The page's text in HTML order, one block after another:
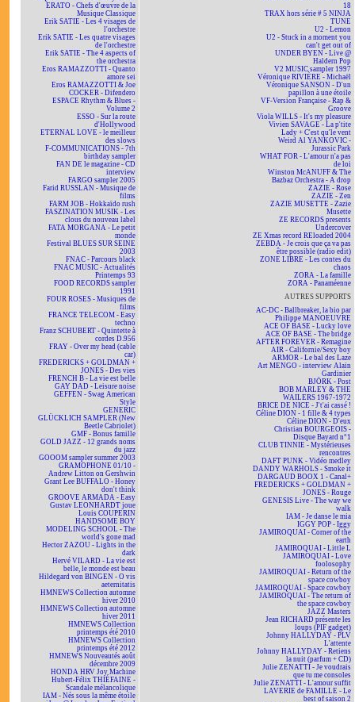
ERATO - Chefs d'œuvre de la
Musique Classique
Erik SATIE - Les 4 visages de
l'orchestre
Erik SATIE - Les quatre visages
de l'orchestre
Erik SATIE - The 4 aspects of
the orchestra
Eros RAMAZZOTTI - Quanto
amore sei
Eros RAMAZZOTTI & Joe
COCKER - Difendero
ESPACE Rhythm & Blues -
Volume 2
ESSO - Sur la route
d'Hollywood
ETERNAL LOVE - le meilleur
des slows
F-COMMUNICATIONS - 7th
birthday sampler
FAN DE le magazine - CD
interview
FARGO sampler 2005
Farid RUSSLAN - Musique de
films
FARM JOB - Hokkaïdo rush
FASZINATION MUSIK - Les
clous du nouveau label
FATA MORGANA - Le petit
monde
Festival BLUES SUR SEINE
2003
FNAC - Parcours black
FNAC MUSIC - Actualités
Printemps 93
FOOD RECORDS sampler
1991
FOUR ROSES - Musiques de
films
FRANCE TELECOM - Easy
techno
Franz SCHUBERT - Quintette à
cordes D.956
FRAY - Over my head (cable
car)
FREDERICKS + GOLDMAN +
JONES - Des vies
FRENCH B - La vie est belle
GAY DAD - Leisure noise
GEFFEN - Swag American
Style
GENERIC
GLÜCKLICH SAMPLER (New
Beetle Cabriolet)
GMF - Bonus famille
GOLD JAZZ - 12 grands noms
du jazz
GOOOM sampler summer 2003
GRAMOPHONE 01/10 -
Andrew Litton on Gershwin
Grant Lee BUFFALO - Honey
don't think
GROOVE ARMADA - Easy
Gustav LEONHARDT joue
Louis COUPERIN
HANDSOME BOY
MODELING SCHOOL - The
world's gone mad
Hector ZAZOU - Lights in the
dark
Hervé VILARD - La vie est
belle, le monde est beau
Hildegard von BINGEN - O vis
aeternitatis
HMNEWS Collection automne
hiver 2010
HMNEWS Collection automne
hiver 2011
HMNEWS Collection
printemps été 2010
HMNEWS Collection
printemps été 2012
HMNEWS Nouveautés août
décembre 2009
HONDA HRV Joy Machine
Hubert-Félix THIÉFAINE -
Scandale mélancolique
IAM - Nés sous la même étoile
18
TRAX hors série # 5 NINJA
TUNE
U2 - Lemon
U2 - Stuck in a moment you
can't get out of
UNDER BYEN - Live @
Haldern Pop
V2 MUSIC sampler 1997
Véronique RIVIÈRE - Michaël
Véronique SANSON - D'un
papillon à une étoile
VF-Version Française - Rap &
Groove
Viola WILLS - It's my pleasure
Vivien SAVAGE - La p'tite
Lady + C'est qu'le vent
Weird Al YANKOVIC -
Jurassic Park
WHAT FOR - L'amour n'a pas
de loi
Winston McANUFF & The
Bazbaz Orchestra - A drop
ZAZIE - Rose
ZAZIE - Zen
ZAZIE MUSETTE - Zazie
Musette
ZE RECORDS presents
Undercover
ZE Xmas record REloaded 2004
ZEBDA - Je crois que ça va pas
être possible (radio edit)
ZONE LIBRE - Les contes du
chaos
ZORA - La famille
ZORA - Panaméenne
AUTRES SUPPORTS
AC-DC - Ballbreaker, la bio par
Philippe MANOEUVRE
ACE OF BASE - Lucky love
ACE OF BASE - The bridge
AFTER FOREVER - Remagine
AIR - Californie/Sexy boy
ARMOR - Le bal des Laze
Art MENGO - interview Alain
Gardinier
BJÖRK - Post
BOB MARLEY & THE
WAILERS 1967-1972
BRICE DE NICE - J't'ai cassé !
Céline DION - 1 fille & 4 types
Céline DION - D'eux
Christian BOURGEOIS -
Disque Bayard n°1
CLUB TINNIE - Mystérieuses
rencontres
DAFT PUNK - Vidéo medley
DANDY WARHOLS - Smoke it
DARGAUD BOOX 1 - Canal+
FREDERICKS + GOLDMAN +
JONES - Rouge
GENESIS Live - The way we
walk
IAM - Je danse le mia
IGGY POP - Iggy
JAMIROQUAI - Corner of the
earth
JAMIROQUAI - Little L
JAMIROQUAI - Love
foolosophy
JAMIROQUAI - Return of the
space cowboy
JAMIROQUAI - Space cowboy
JAMIROQUAI - The return of
the space cowboy
JAZZ Masters
Jean RICHARD présente les
loups (PIF gadget)
Johnny HALLYDAY - PLV
L'attente
Johnny HALLYDAY - Retiens
la nuit (parfum + CD)
Julie ZENATTI - Je voudrais
que tu me consoles
Julie ZENATTI - L'amour suffit
LAVERIE de FAMILLE - Le
best of saison 2